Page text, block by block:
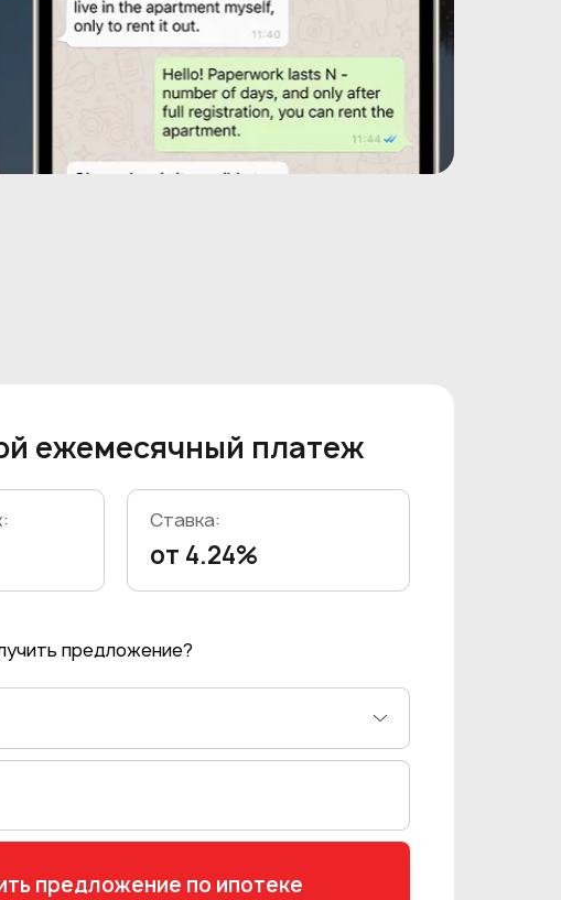
ежемесячный платеж
Ставка:
от 4.24%
предложение?